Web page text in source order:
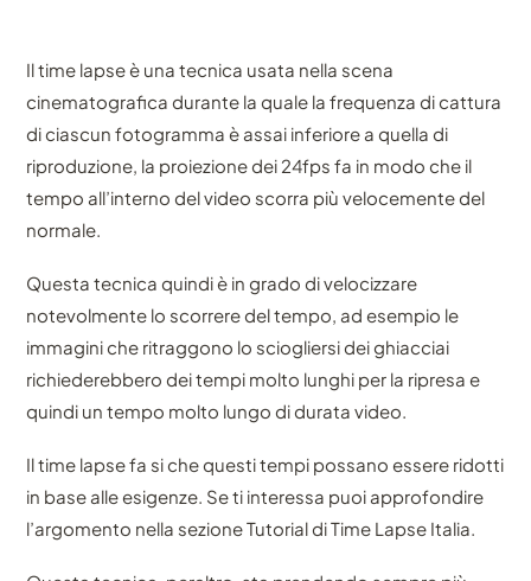
Il time lapse è una tecnica usata nella scena
cinematografica durante la quale la frequenza di cattura
di ciascun fotogramma è assai inferiore a quella di
riproduzione, la proiezione dei 24fps fa in modo che il
tempo all’interno del video scorra più velocemente del
normale.
Questa tecnica quindi è in grado di velocizzare
notevolmente lo scorrere del tempo, ad esempio le
immagini che ritraggono lo sciogliersi dei ghiacciai
richiederebbero dei tempi molto lunghi per la ripresa e
quindi un tempo molto lungo di durata video.
Il time lapse fa si che questi tempi possano essere ridotti
in base alle esigenze. Se ti interessa puoi approfondire
l’argomento nella sezione Tutorial di Time Lapse Italia.